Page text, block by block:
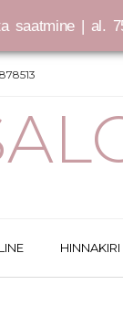
HINNAKIRI
saatmine | al.